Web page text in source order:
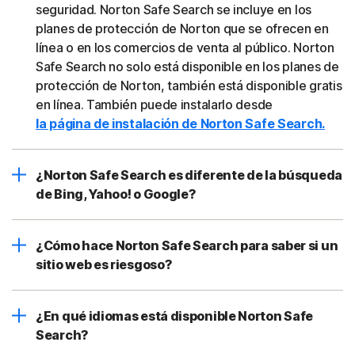
seguridad. Norton Safe Search se incluye en los
planes de protección de Norton que se ofrecen en
línea o en los comercios de venta al público. Norton
Safe Search no solo está disponible en los planes de
protección de Norton, también está disponible gratis
en línea. También puede instalarlo desde
la página de instalación de Norton Safe Search.
¿Norton Safe Search es diferente de la búsqueda
de Bing, Yahoo! o Google?
¿Cómo hace Norton Safe Search para saber si un
sitio web es riesgoso?
¿En qué idiomas está disponible Norton Safe
Search?